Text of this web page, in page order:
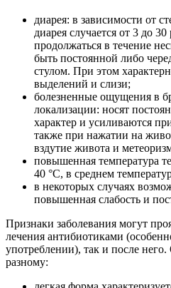
диарея: в зависимости от
диарея случается от 3 до
продолжаться в течение
быть постоянной либо
стулом. При этом
выделений и слизи;
болезненные ощущения в
локализации: носят
характер и усиливаются
также при нажатии на
вздутие живота и
повышенная температура
40 °С, в среднем
в некоторых случаях
повышенная слабость и
Признаки заболевания могут
лечения антибиотиками
употреблении), так и после
разному: